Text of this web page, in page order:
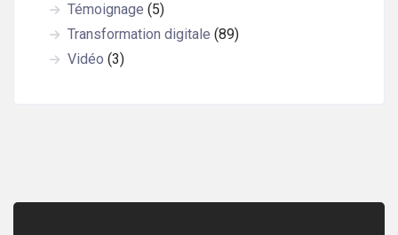
Témoignage (5)
Transformation digitale (89)
Vidéo (3)